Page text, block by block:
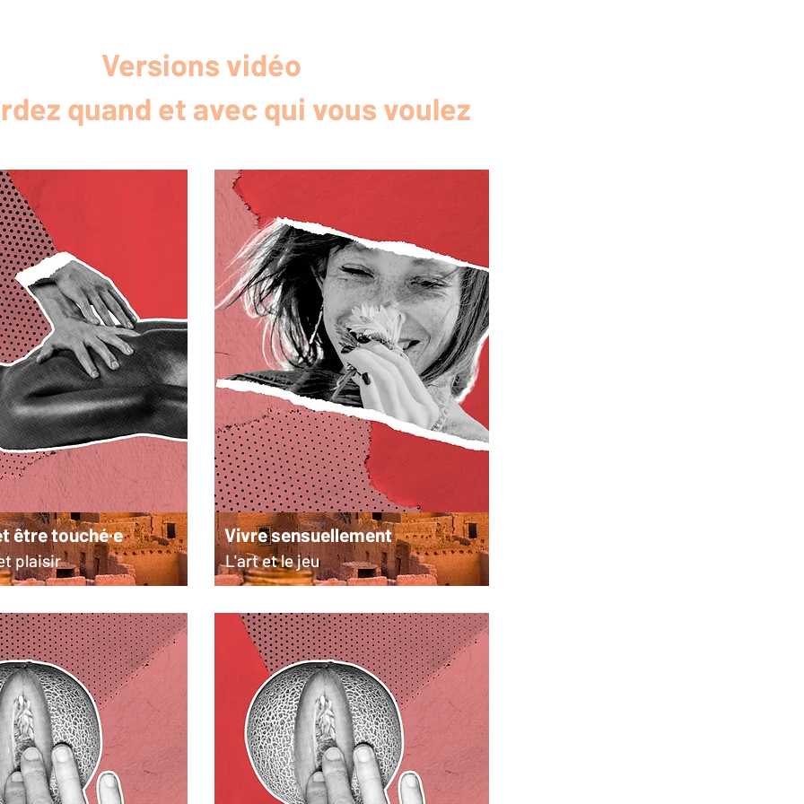
Versions vidéo
quand et avec qui vous voulez
être touché·e
plaisir
Vivre sensuellement
L'art et le jeu